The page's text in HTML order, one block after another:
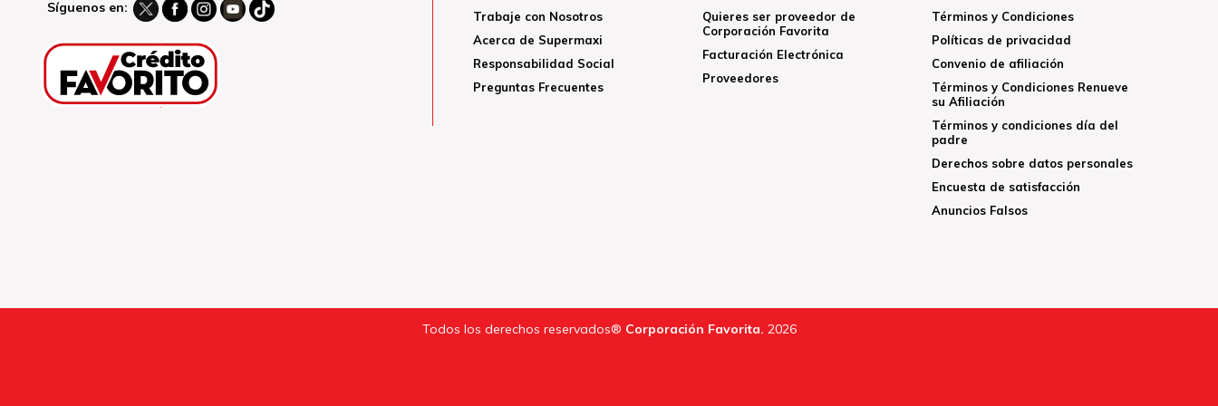
Síguenos en:
Trabaje con Nosotros
Acerca de Supermaxi
Responsabilidad Social
Preguntas Frecuentes
Quieres ser proveedor de
Corporación Favorita
Facturación Electrónica
Proveedores
Términos y Condiciones
Políticas de privacidad
Convenio de afiliación
Términos y Condiciones Renueve
su Afiliación
Términos y condiciones día del
padre
Derechos sobre datos personales
Encuesta de satisfacción
Anuncios Falsos
Todos los derechos reservados® Corporación Favorita. 2026